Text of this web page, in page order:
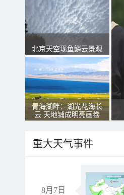
北京天空现鱼鳞云景观
青海湖畔：湖光花海长
云 天地铺成明亮画卷
重大天气事件
8月7日